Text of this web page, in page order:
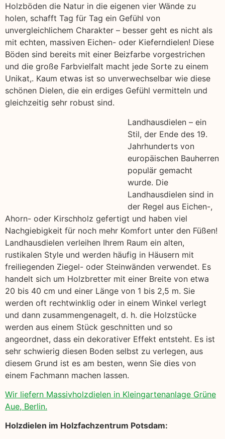
Holzböden die Natur in die eigenen vier Wände zu
holen, schafft Tag für Tag ein Gefühl von
unvergleichlichem Charakter – besser geht es nicht als
mit echten, massiven Eichen- oder Kieferndielen! Diese
Böden sind bereits mit einer Beizfarbe vorgestrichen
und die große Farbvielfalt macht jede Sorte zu einem
Unikat,. Kaum etwas ist so unverwechselbar wie diese
schönen Dielen, die ein erdiges Gefühl vermitteln und
gleichzeitig sehr robust sind.
Landhausdielen – ein
Stil, der Ende des 19.
Jahrhunderts von
europäischen Bauherren
populär gemacht
wurde. Die
Landhausdielen sind in
der Regel aus Eichen-,
Ahorn- oder Kirschholz gefertigt und haben viel
Nachgiebigkeit für noch mehr Komfort unter den Füßen!
Landhausdielen verleihen Ihrem Raum ein alten,
rustikalen Style und werden häufig in Häusern mit
freiliegenden Ziegel- oder Steinwänden verwendet. Es
handelt sich um Holzbretter mit einer Breite von etwa
20 bis 40 cm und einer Länge von 1 bis 2,5 m. Sie
werden oft rechtwinklig oder in einem Winkel verlegt
und dann zusammengenagelt, d. h. die Holzstücke
werden aus einem Stück geschnitten und so
angeordnet, dass ein dekorativer Effekt entsteht. Es ist
sehr schwierig diesen Boden selbst zu verlegen, aus
diesem Grund ist es am besten, wenn Sie dies von
einem Fachmann machen lassen.
Wir liefern Massivholzdielen in Kleingartenanlage Grüne
Aue, Berlin.
Holzdielen im Holzfachzentrum Potsdam: